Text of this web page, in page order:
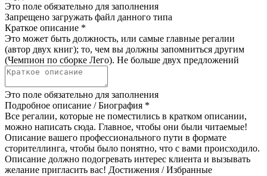
Это поле обязательно для заполнения
Запрещено загружать файл данного типа
Краткое описание *
Это может быть должность, или самые главные регалии
(автор двух книг); то, чем вы должны запомниться другим
(Чемпион по сборке Лего). Не больше двух предложений
Это поле обязательно для заполнения
Подробное описание / Биография *
Все регалии, которые не поместились в кратком описании,
можно написать сюда. Главное, чтобы они были читаемые!
Описание вашего профессионального пути в формате
сторителлинга, чтобы было понятно, что с вами происходило.
Описание должно подогревать интерес клиента и вызывать
желание пригласить вас! Достижения / Избранные